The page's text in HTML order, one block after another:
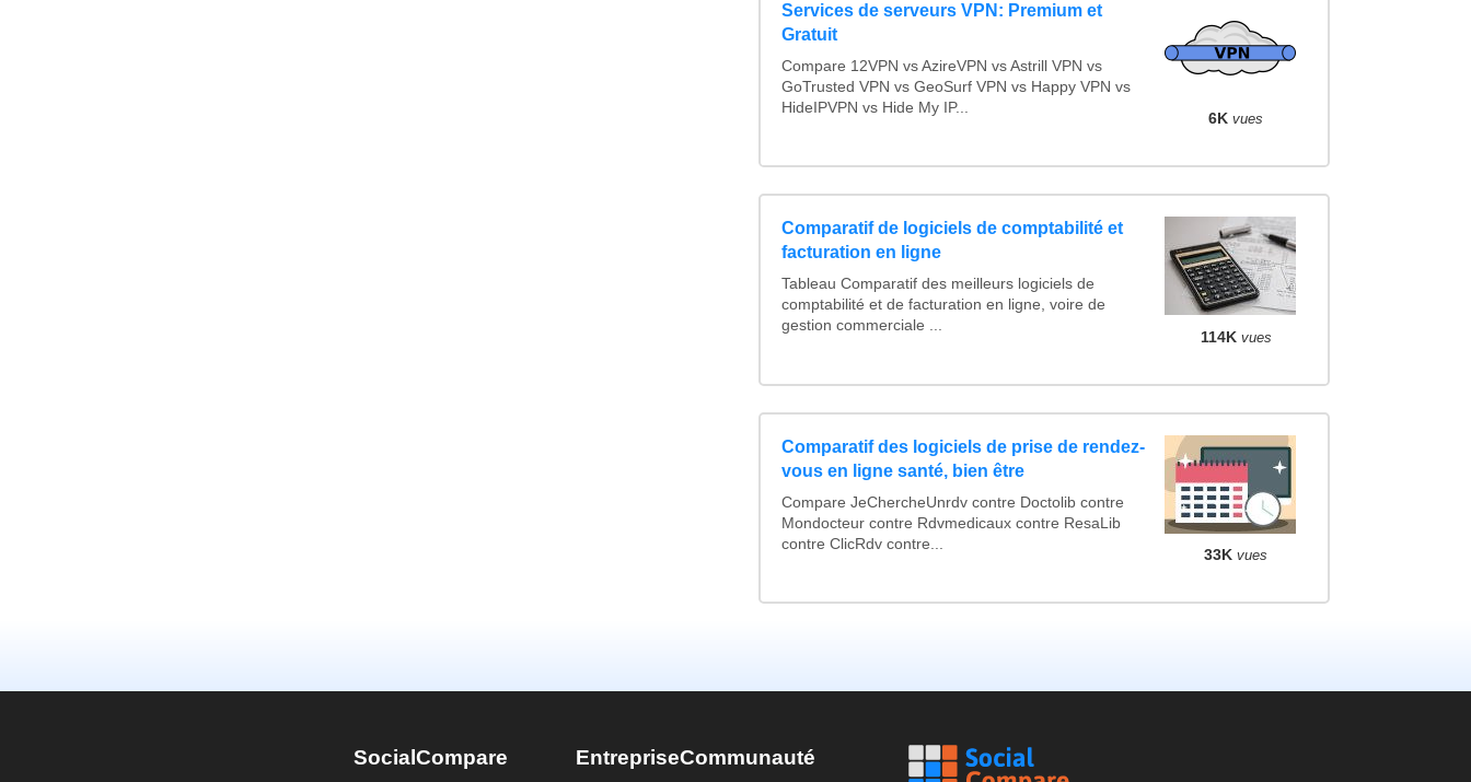
Services de serveurs VPN: Premium et
Gratuit
Compare 12VPN vs AzireVPN vs Astrill VPN vs
GoTrusted VPN vs GeoSurf VPN vs Happy VPN vs
HideIPVPN vs Hide My IP...
6K vues
Comparatif de logiciels de comptabilité et
facturation en ligne
Tableau Comparatif des meilleurs logiciels de
comptabilité et de facturation en ligne, voire de
gestion commerciale ...
114K vues
Comparatif des logiciels de prise de rendez-
vous en ligne santé, bien être
Compare JeChercheUnrdv contre Doctolib contre
Mondocteur contre Rdvmedicaux contre ResaLib
contre ClicRdv contre...
33K vues
SocialCompare EntrepriseCommunauté